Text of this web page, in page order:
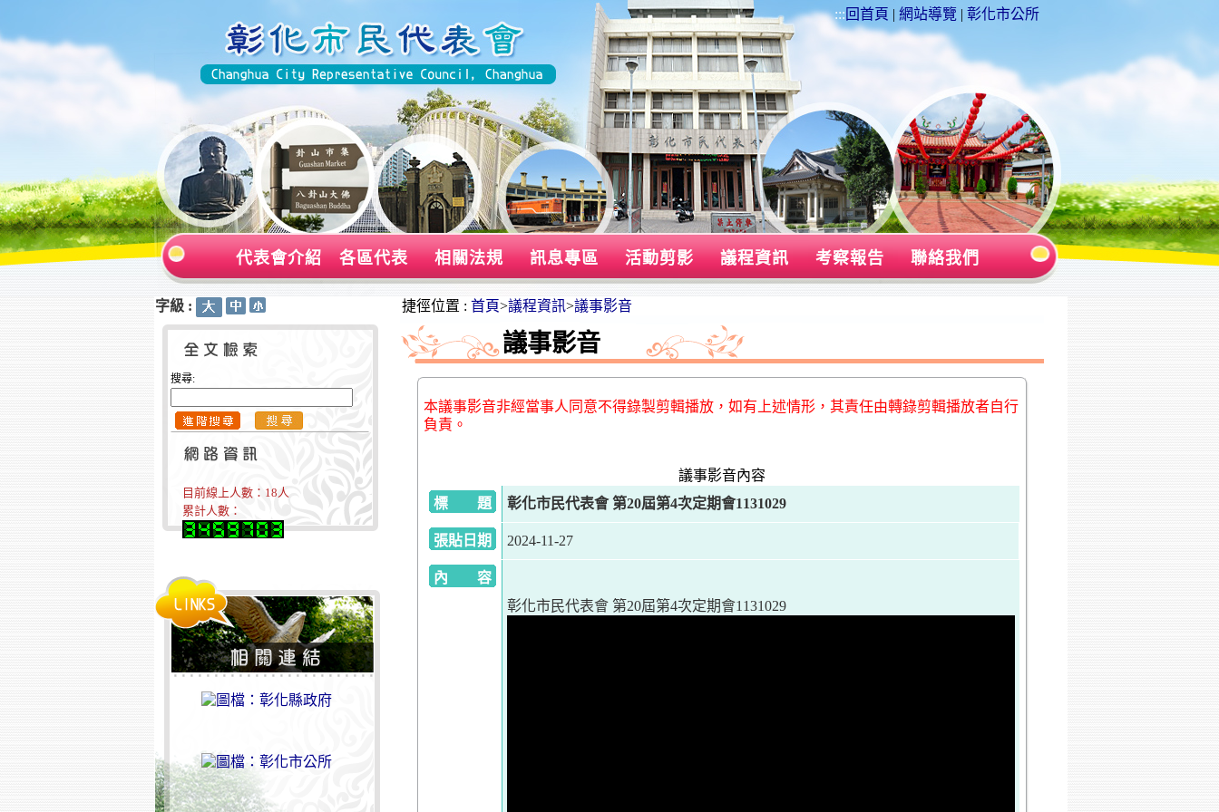
::: 回首頁 | 網站導覽 | 彰化市公所
代表會介紹 各區代表 相關法規 訊息專區 活動剪影 議程資訊 考察報告 聯絡我們
字級 :
搜尋:
目前線上人數： 18人
累計人數：
捷徑位置 : 首頁>議程資訊>議事影音
議事影音
本議事影音非經當事人同意不得錄製剪輯播放，如有上述情形，其責任由轉錄剪輯播放者自行
負責。
議事影音內容
標 題
彰化市民代表會 第20屆第4次定期會1131029
張貼日期 2024-11-27
內 容
彰化市民代表會 第20屆第4次定期會1131029